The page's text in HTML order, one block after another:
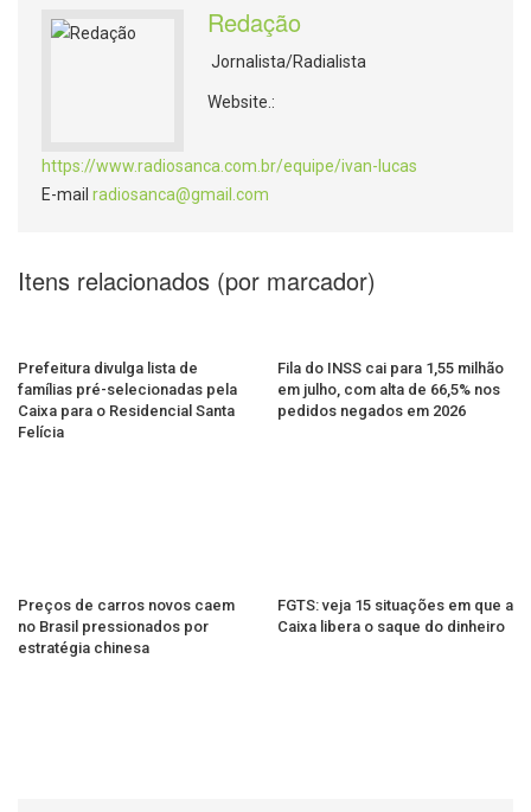
Redação
Jornalista/Radialista
Website.:
https://www.radiosanca.com.br/equipe/ivan-lucas
E-mail radiosanca@gmail.com
Itens relacionados (por marcador)
Prefeitura divulga lista de
famílias pré-selecionadas pela
Caixa para o Residencial Santa
Felícia
Fila do INSS cai para 1,55 milhão
em julho, com alta de 66,5% nos
pedidos negados em 2026
Preços de carros novos caem
no Brasil pressionados por
estratégia chinesa
FGTS: veja 15 situações em que a
Caixa libera o saque do dinheiro